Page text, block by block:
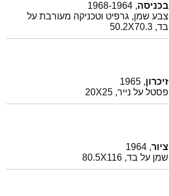
בכניסה, 1968-1964
צבע שמן, גרפיט וטכניקה מעורבת על
בד, 50.2X70.3
זיכרון, 1965
פסטל על נייר, 20X25
ציור, 1964
שמן על בד, 80.5X116